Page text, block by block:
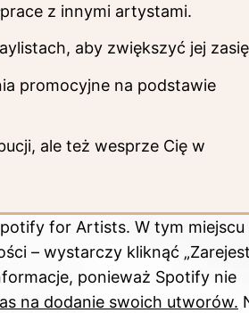
z innymi artystami.
aby zwiększyć jej
promocyjne na podstawie
ale też wesprze Cię w
for Artists. W tym miejscu
– wystarczy kliknąć
ponieważ Spotify nie
na dodanie swoich utworów.